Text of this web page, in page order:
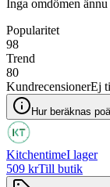
Inga omdömen ännu
Popularitet
98
Trend
80
KundrecensionerEj
Hur beräknas
KitchentimeI lager
509 krTill butik